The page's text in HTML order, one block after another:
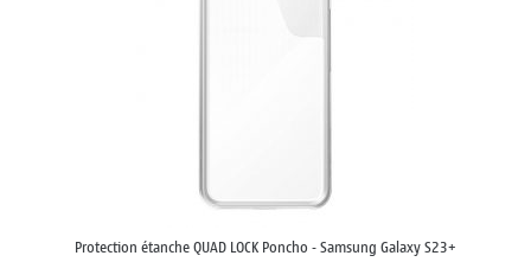
Protection étanche QUAD LOCK Poncho - Samsung Galaxy S23+